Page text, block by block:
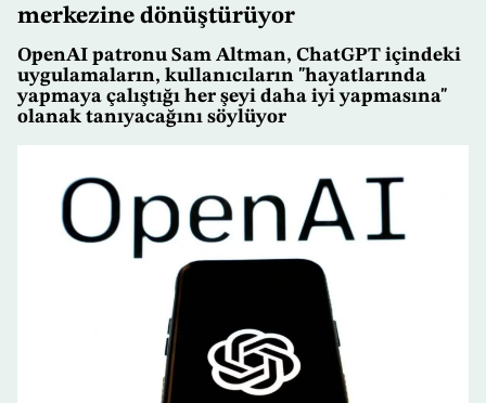
merkezine dönüştürüyor
OpenAI patronu Sam Altman, ChatGPT içindeki
uygulamaların, kullanıcıların "hayatlarında
yapmaya çalıştığı her şeyi daha iyi yapmasına"
olanak tanıyacağını söylüyor